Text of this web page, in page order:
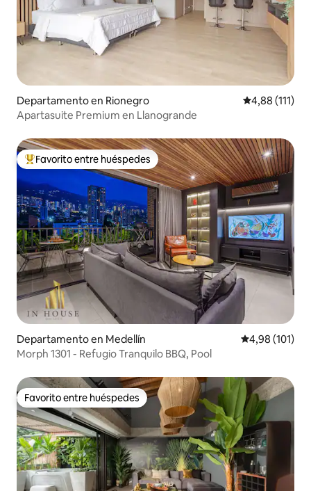
Departamento en Rionegro Calificación
4,88 (111)
Apartasuite Premium en Llanogrande
Favorito entre los huéspedes más destacados
Favorito entre huéspedes
Departamento en Medellín Calificación
4,98 (101)
Morph 1301 - Refugio Tranquilo BBQ, Pool
Favorito entre huéspedes
Favorito entre huéspedes